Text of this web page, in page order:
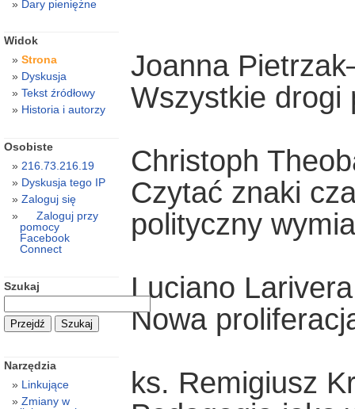
Joanna
Wszystkie drogi
Christoph
Czytać znaki
polityczny
Luciano
Nowa
ks. Remigiusz
Dary pieniężne
Widok
Strona
Dyskusja
Tekst źródłowy
Historia i autorzy
Osobiste
216.73.216.19
Dyskusja tego IP
Zaloguj się
Zaloguj przy
pomocy
Facebook
Connect
Szukaj
Narzędzia
Linkujące
Zmiany w